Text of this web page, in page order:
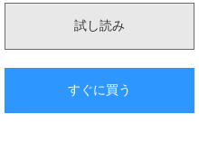
試し読み
すぐに買う